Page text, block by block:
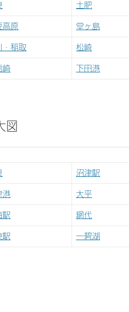
土肥
高原 堂ヶ島
・稲取 松崎
崎 下田港
図
沼津駅
港 大平
駅 網代
駅 一碧湖